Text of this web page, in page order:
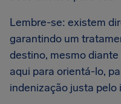
Lembre-se: existem
garantindo um
destino, mesmo
aqui para orientá-lo,
indenização justa pelo